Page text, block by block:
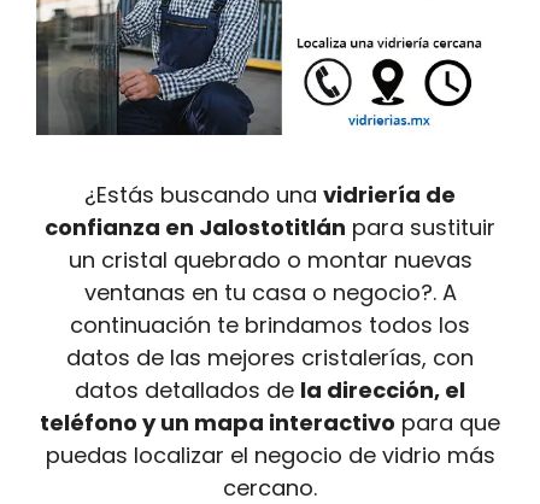
¿Estás buscando una vidriería de
confianza en Jalostotitlán para sustituir
un cristal quebrado o montar nuevas
ventanas en tu casa o negocio?. A
continuación te brindamos todos los
datos de las mejores cristalerías, con
datos detallados de la dirección, el
teléfono y un mapa interactivo para que
puedas localizar el negocio de vidrio más
cercano.